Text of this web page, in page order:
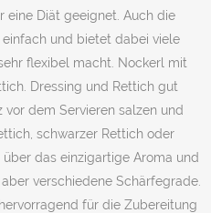
Diät geeignet. Auch die
und bietet dabei viele
flexibel macht. Nockerl mit
Dressing und Rettich gut
dem Servieren salzen und
schwarzer Rettich oder
das einzigartige Aroma und
verschiedene Schärfegrade.
für die Zubereitung